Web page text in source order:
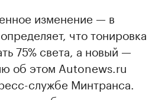
изменение — в
что тонировка
75% света, а новый —
об этом Autonews.ru
службе Минтранса.